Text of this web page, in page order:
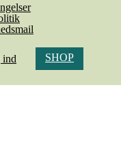
ind SHOP